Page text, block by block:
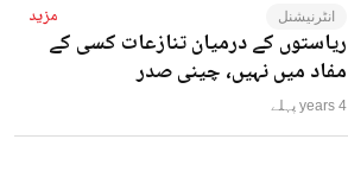
انٹرنیشنل مزید
ریاستوں کے درمیان تنازعات کسی کے
مفاد میں نہیں، چینی صدر
4 years پہلے